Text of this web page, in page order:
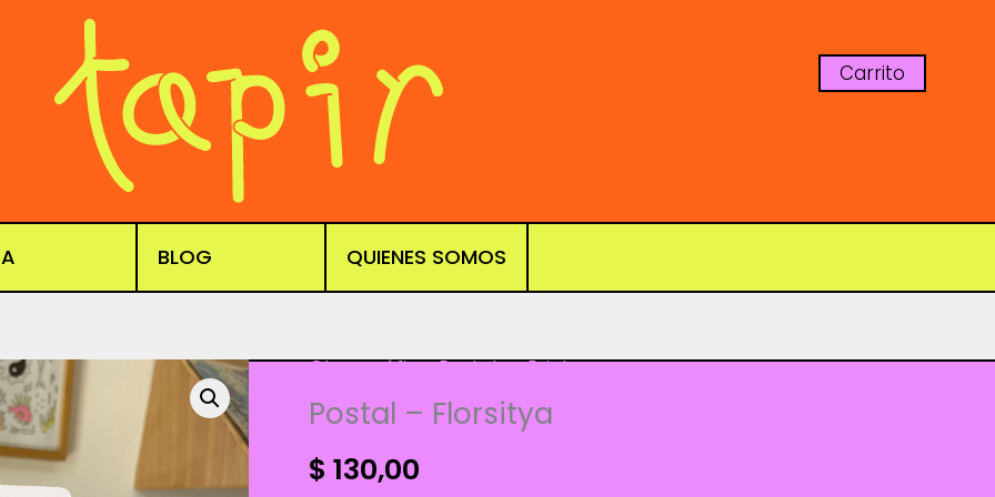
Carrito
BLOG QUIENES SOMOS
Obra gráfica,Postales,Prints
Postal – Florsitya
$ 130,00